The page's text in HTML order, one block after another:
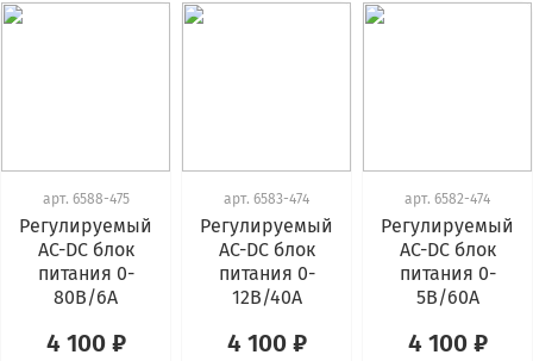
арт. 6588-475
Регулируемый
AC-DC блок
питания 0-
80В/6A
4 100 ₽
арт. 6583-474
Регулируемый
AC-DC блок
питания 0-
12В/40A
4 100 ₽
арт. 6582-474
Регулируемый
AC-DC блок
питания 0-
5В/60A
4 100 ₽